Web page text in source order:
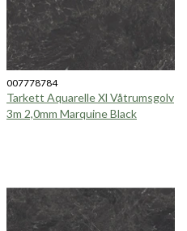
007778784
Tarkett Aquarelle Xl Våtrumsgolv
3m 2,0mm Marquine Black